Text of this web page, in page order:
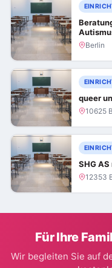
Berlin
queer
10625
SHG
12353
Für Ihre
Wir begleiten Sie auf